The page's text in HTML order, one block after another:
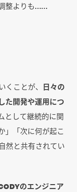
整よりも……
ことが、 日々の
た開発や運用につ
として継続的に関
」「次に何が起こ
然と共有されてい
のエンジニア